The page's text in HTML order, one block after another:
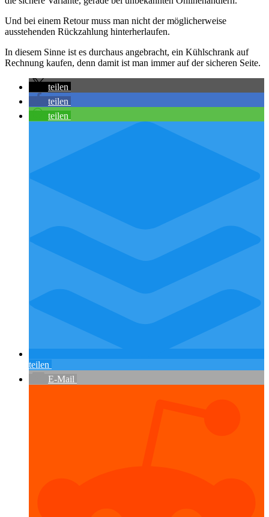
Und bei einem Retour muss man nicht der möglicherweise
ausstehenden Rückzahlung hinterherlaufen.
In diesem Sinne ist es durchaus angebracht, ein Kühlschrank auf
Rechnung kaufen, denn damit ist man immer auf der sicheren Seite.
teilen
teilen
teilen
teilen
E-Mail